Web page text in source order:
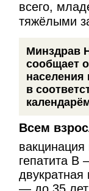
всего,
тяжёлыми
Минздрав
сообщает
населения
в
Всем
вакцинация
гепатита В
двукратная